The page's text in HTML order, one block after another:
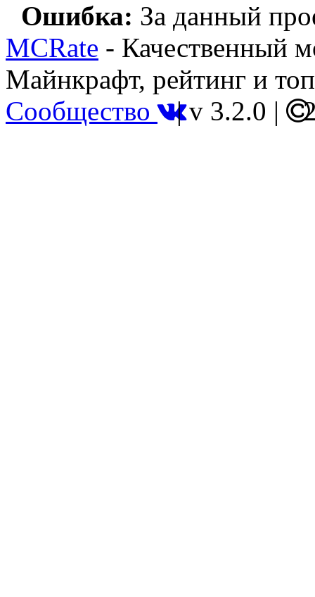
Ошибка: За данный
MCRate - Качественный
Майнкрафт, рейтинг и
Сообщество |v 3.2.0 |